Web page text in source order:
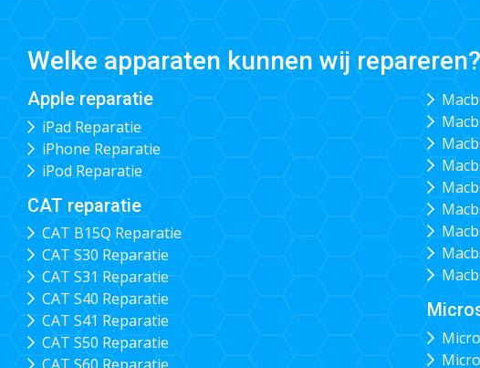
Welke apparaten kunnen wij repareren?
Apple reparatie
iPad Reparatie
iPhone Reparatie
iPod Reparatie
CAT reparatie
CAT B15Q Reparatie
CAT S30 Reparatie
CAT S31 Reparatie
CAT S40 Reparatie
CAT S41 Reparatie
CAT S50 Reparatie